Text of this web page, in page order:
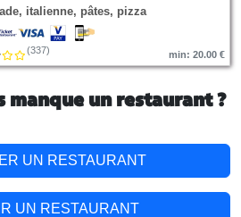
italienne, pâtes, pizza
(337) min: 20.00 €
manque un restaurant ?
UN RESTAURANT
UN RESTAURANT